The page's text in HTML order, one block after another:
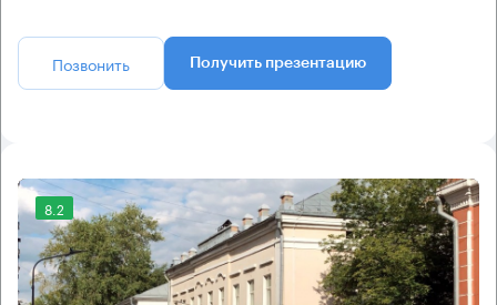
Позвонить Получить презентацию
8.2